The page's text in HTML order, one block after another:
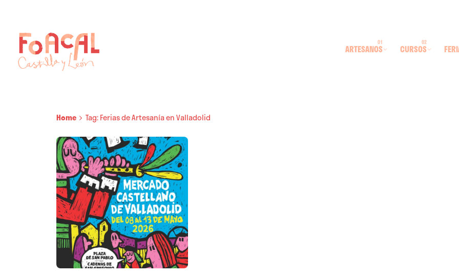
content
ARTESANOS CURSOS
Home Tag: Ferias de Artesanía en Valladolid